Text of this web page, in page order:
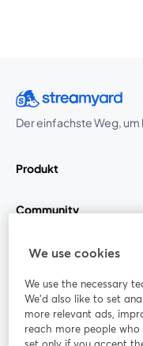
Der einfachste Weg,
Produkt
Community
StreamYard für
Mitmachen
Webinar
We use cookies
We use the necessary
We'd also like to set
more relevant ads,
reach more people